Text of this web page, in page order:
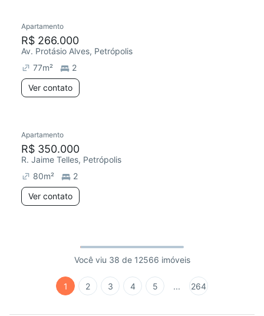
Apartamento
R$ 266.000
Av. Protásio Alves, Petrópolis
77m²
2
Ver contato
Apartamento
R$ 350.000
R. Jaime Telles, Petrópolis
80m²
2
Ver contato
Você viu 38 de 12566 imóveis
1 2 3 4 5 ... 264